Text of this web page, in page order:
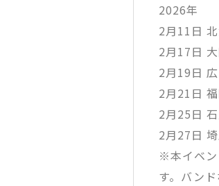
2026年
2月11日
2月17日
2月19日
2月21日
2月25日
2月27日
※本イベン
す。バン